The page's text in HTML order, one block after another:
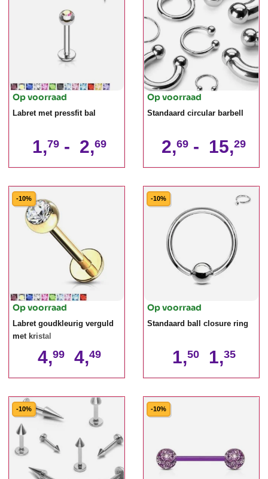
Op voorraad
Labret met pressfit bal
1,79 - 2,69
Op voorraad
Standaard circular barbell
2,69 - 15,29
-10%
Op voorraad
Labret goudkleurig verguld
met kristal
4,99 4,49
-10%
Op voorraad
Standaard ball closure ring
1,50 1,35
-10% -10%